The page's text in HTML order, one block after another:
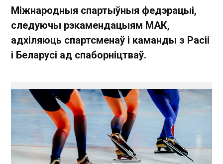
Міжнародныя спартыўныя федэрацыі,
следуючы рэкамендацыям МАК,
адхіляюць спартсменаў і каманды з Расіі
і Беларусі ад спаборніцтваў.